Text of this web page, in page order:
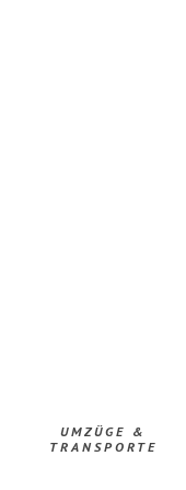
UMZÜGE &
TRANSPORTE